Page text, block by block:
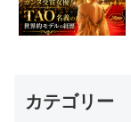
カテゴリー